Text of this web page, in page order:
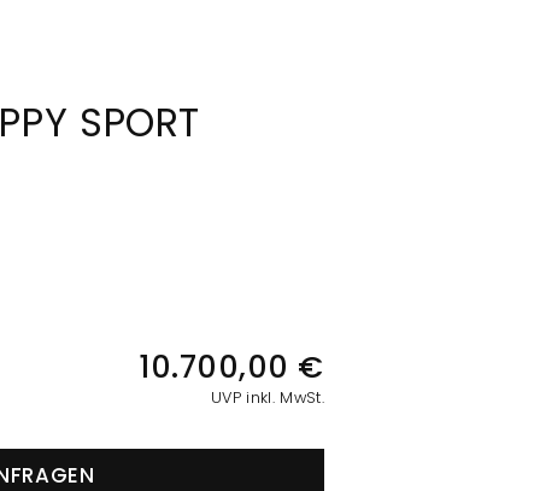
SPORT
10.700,00 €
UVP inkl. MwSt.